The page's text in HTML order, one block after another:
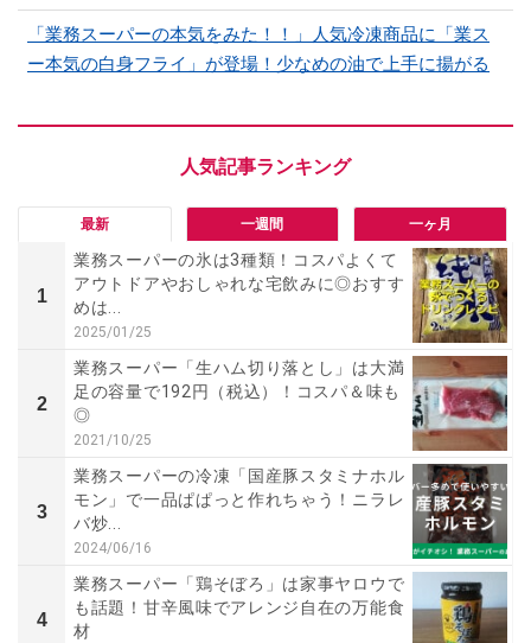
「業務スーパーの本気をみた！！」人気冷凍商品に「業ス
ー本気の白身フライ」が登場！少なめの油で上手に揚がる
最新 一週間 一ヶ月
1
業務スーパーの氷は3種類！コスパよくて
アウトドアやおしゃれな宅飲みに◎おすす
めは...
2025/01/25
2
業務スーパー「生ハム切り落とし」は大満
足の容量で192円（税込）！コスパ＆味も
◎
2021/10/25
3
業務スーパーの冷凍「国産豚スタミナホル
モン」で一品ぱぱっと作れちゃう！ニラレ
バ炒...
2024/06/16
4
業務スーパー「鶏そぼろ」は家事ヤロウで
も話題！甘辛風味でアレンジ自在の万能食
材